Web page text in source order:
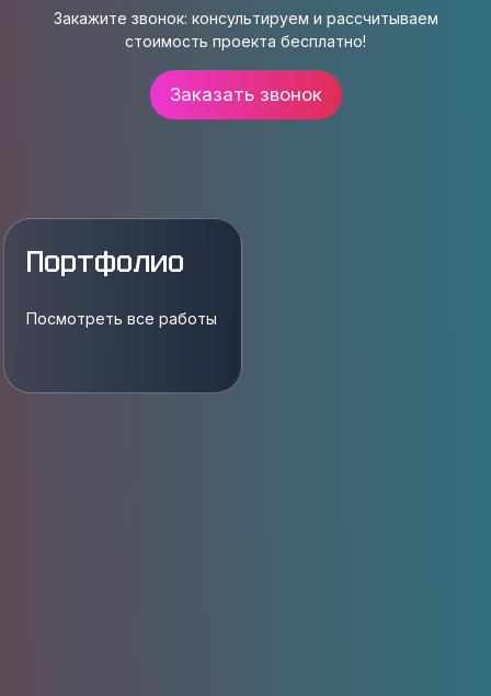
Закажите звонок: консультируем и рассчитываем
стоимость проекта бесплатно!
Заказать звонок
Портфолио
Посмотреть все работы